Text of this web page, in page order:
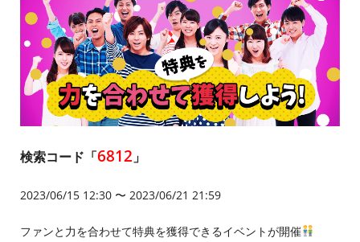
検索コード「6812 」
2023/06/15 12:30 〜 2023/06/21 21:59
ファンと力を合わせて特典を獲得できるイベントが開催